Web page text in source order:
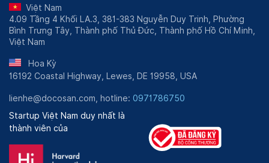
Việt Nam
4.09 Tầng 4 Khối LA.3, 381-383 Nguyễn Duy Trinh, Phường
Bình Trưng Tây, Thành phố Thủ Đức, Thành phố Hồ Chí Minh,
Việt Nam
Hoa Kỳ
16192 Coastal Highway, Lewes, DE 19958, USA
lienhe@docosan.com, hotline: 0971786750
Startup Việt Nam duy nhất là
thành viên của